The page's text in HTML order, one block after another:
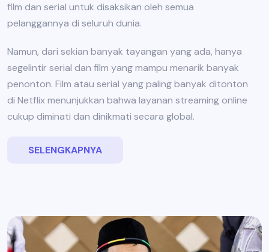
film dan serial untuk disaksikan oleh semua
pelanggannya di seluruh dunia.
Namun, dari sekian banyak tayangan yang ada, hanya
segelintir serial dan film yang mampu menarik banyak
penonton. Film atau serial yang paling banyak ditonton
di Netflix menunjukkan bahwa layanan streaming online
cukup diminati dan dinikmati secara global.
SELENGKAPNYA